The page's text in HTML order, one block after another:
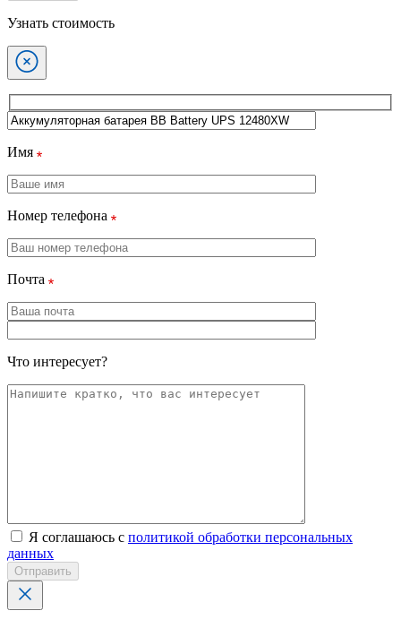
Узнать стоимость
Имя
Номер телефона
Почта
Что интересует?
Я соглашаюсь с политикой обработки персональных
данных
Отправить